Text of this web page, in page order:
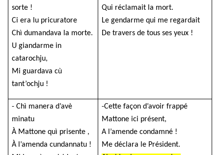
sorte !
Ci era lu pricuratore
Chì dumandava la morte.
U giandarme in
catarochju,
Mi guardava cù
tant’ochju !
Qui réclamait la mort.
Le gendarme qui me regardait
De travers de tous ses yeux !
- Chì manera d’avè
minatu
À Mattone quì prisente ,
À l’amenda cundannatu !
-Cette façon d’avoir frappé
Mattone ici présent,
A l’amende condamné !
Me déclara le Président.